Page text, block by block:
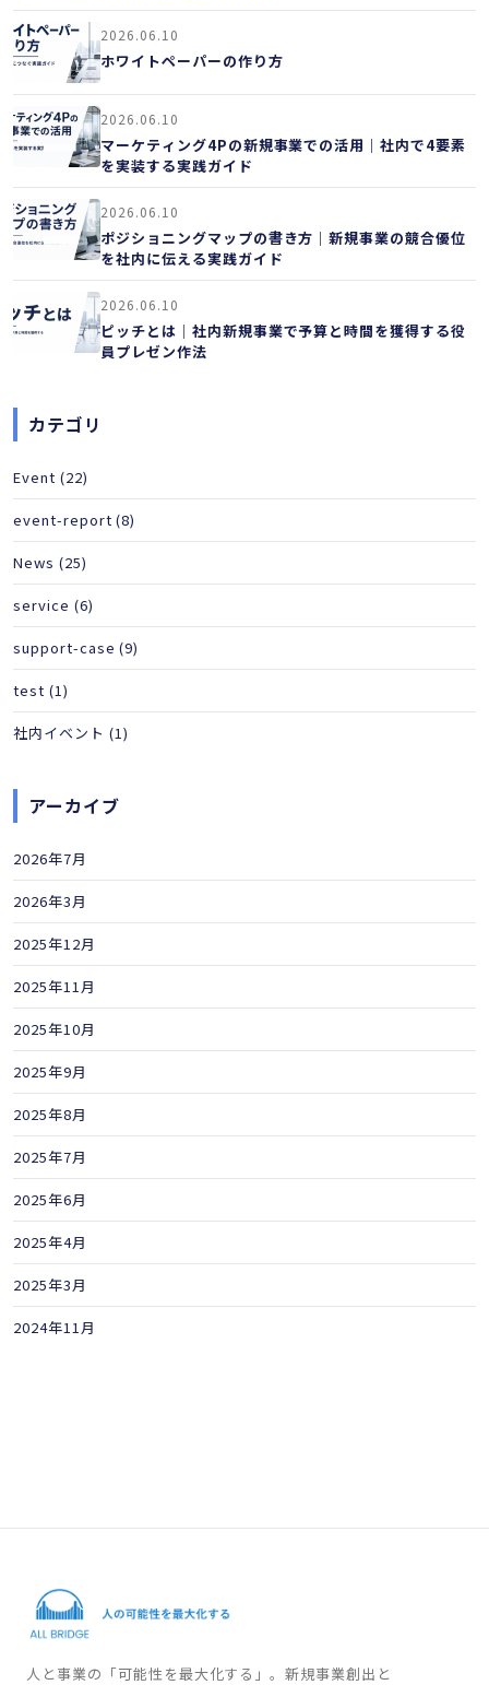
2026.06.10
ホワイトペーパーの作り方
2026.06.10
マーケティング4Pの新規事業での活用｜社内で4要素
を実装する実践ガイド
2026.06.10
ポジショニングマップの書き方｜新規事業の競合優位
を社内に伝える実践ガイド
2026.06.10
ピッチとは｜社内新規事業で予算と時間を獲得する役
員プレゼン作法
カテゴリ
Event (22)
event-report (8)
News (25)
service (6)
support-case (9)
test (1)
社内イベント (1)
アーカイブ
2026年7月
2026年3月
2025年12月
2025年11月
2025年10月
2025年9月
2025年8月
2025年7月
2025年6月
2025年4月
2025年3月
2024年11月
人と事業の「可能性を最大化する」。新規事業創出と